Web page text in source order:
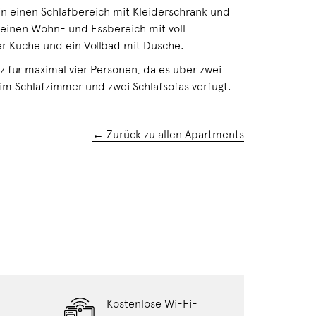
einen Schlafbereich mit Kleiderschrank und
Wohn- und Essbereich mit voll
Küche und ein Vollbad mit Dusche.
für maximal vier Personen, da es über zwei
Schlafzimmer und zwei Schlafsofas verfügt.
← Zurück zu allen Apartments
Kostenlose Wi-Fi-